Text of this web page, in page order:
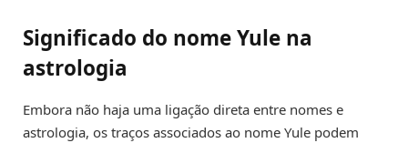
Significado do nome Yule na
astrologia
Embora não haja uma ligação direta entre nomes e
astrologia, os traços associados ao nome Yule podem